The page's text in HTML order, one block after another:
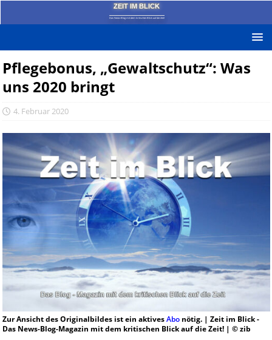
ZEIT IM BLICK
Das News-Blog mit dem kritischen Blick auf die Zeit!
Pflegebonus, „Gewaltschutz“: Was
uns 2020 bringt
4. Februar 2020
Zur Ansicht des Originalbildes ist ein aktivesAbonötig. | Zeit im Blick -
Das News-Blog-Magazin mit dem kritischen Blick auf die Zeit! | © zib